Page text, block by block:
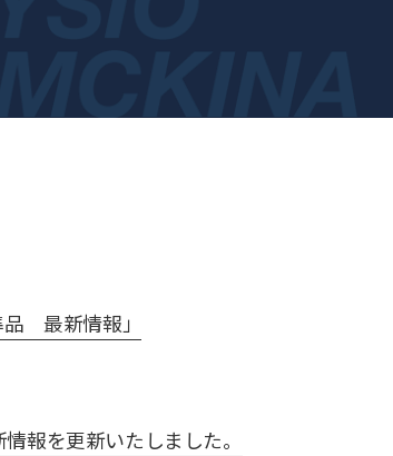
品 最新情報」
報を更新いたしました。